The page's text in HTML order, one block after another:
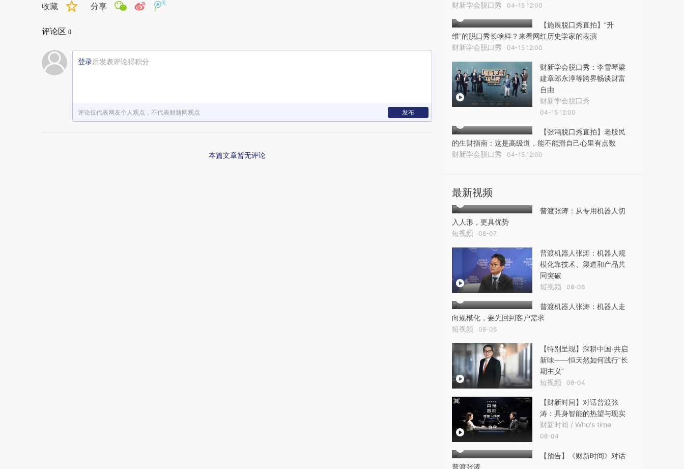
收藏 分享
评论区 0
登录后发表评论得积分
评论仅代表网友个人观点，不代表财新网观点 发布
本篇文章暂无评论
财新学会脱口秀 04-15 12:00
【施展脱口秀直拍】“升
维”的脱口秀长啥样？来看网红历史学家的表演
财新学会脱口秀 04-15 12:00
财新学会脱口秀：李雪琴梁
建章郎永淳等跨界畅谈财富
自由
财新学会脱口秀
04-15 12:00
【张鸿脱口秀直拍】老股民
的生财指南：这是高级道，能不能滑自己心里有点数
财新学会脱口秀 04-15 12:00
最新视频
普渡张涛：从专用机器人切
入人形，更具优势
短视频 08-07
普渡机器人张涛：机器人规
模化靠技术、渠道和产品共
同突破
短视频 08-06
普渡机器人张涛：机器人走
向规模化，要先回到客户需求
短视频 08-05
【特别呈现】深耕中国·共启
新味——恒天然如何践行“长
期主义”
短视频 08-04
【财新时间】对话普渡张
涛：具身智能的热望与现实
财新时间 / Who's time
08-04
【预告】《财新时间》对话
普渡张涛